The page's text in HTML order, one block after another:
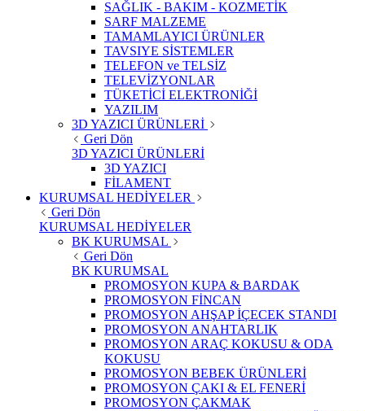
SAĞLIK - BAKIM - KOZMETİK
SARF MALZEME
TAMAMLAYICI ÜRÜNLER
TAVSIYE SİSTEMLER
TELEFON ve TELSİZ
TELEVİZYONLAR
TÜKETİCİ ELEKTRONİĞİ
YAZILIM
3D YAZICI ÜRÜNLERİ
Geri Dön
3D YAZICI ÜRÜNLERİ
3D YAZICI
FİLAMENT
KURUMSAL HEDİYELER
Geri Dön
KURUMSAL HEDİYELER
BK KURUMSAL
Geri Dön
BK KURUMSAL
PROMOSYON KUPA & BARDAK
PROMOSYON FİNCAN
PROMOSYON AHŞAP İÇECEK STANDI
PROMOSYON ANAHTARLIK
PROMOSYON ARAÇ KOKUSU & ODA
KOKUSU
PROMOSYON BEBEK ÜRÜNLERİ
PROMOSYON ÇAKI & EL FENERİ
PROMOSYON ÇAKMAK